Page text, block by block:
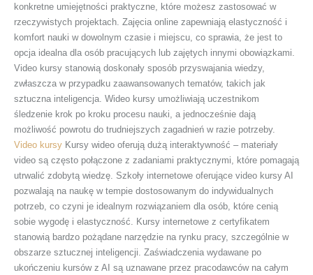
konkretne umiejętności praktyczne, które możesz zastosować w
rzeczywistych projektach. Zajęcia online zapewniają elastyczność i
komfort nauki w dowolnym czasie i miejscu, co sprawia, że jest to
opcja idealna dla osób pracujących lub zajętych innymi obowiązkami.
Video kursy stanowią doskonały sposób przyswajania wiedzy,
zwłaszcza w przypadku zaawansowanych tematów, takich jak
sztuczna inteligencja. Wideo kursy umożliwiają uczestnikom
śledzenie krok po kroku procesu nauki, a jednocześnie dają
możliwość powrotu do trudniejszych zagadnień w razie potrzeby.
Video kursy Kursy wideo oferują dużą interaktywność – materiały
video są często połączone z zadaniami praktycznymi, które pomagają
utrwalić zdobytą wiedzę. Szkoły internetowe oferujące video kursy AI
pozwalają na naukę w tempie dostosowanym do indywidualnych
potrzeb, co czyni je idealnym rozwiązaniem dla osób, które cenią
sobie wygodę i elastyczność. Kursy internetowe z certyfikatem
stanowią bardzo pożądane narzędzie na rynku pracy, szczególnie w
obszarze sztucznej inteligencji. Zaświadczenia wydawane po
ukończeniu kursów z AI są uznawane przez pracodawców na całym